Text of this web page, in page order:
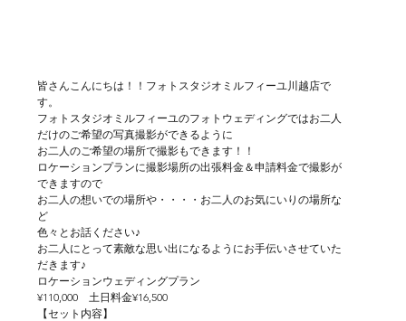
皆さんこんにちは！！フォトスタジオミルフィーユ川越店で
す。
フォトスタジオミルフィーユのフォトウェディングではお二人
だけのご希望の写真撮影ができるように
お二人のご希望の場所で撮影もできます！！
ロケーションプランに撮影場所の出張料金＆申請料金で撮影が
できますので
お二人の想いでの場所や・・・・お二人のお気にいりの場所な
ど
色々とお話ください♪
お二人にとって素敵な思い出になるようにお手伝いさせていた
だきます♪
ロケーションウェディングプラン
¥110,000　土日料金¥16,500
【セット内容】